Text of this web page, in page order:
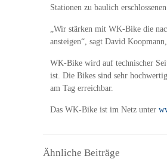
Stationen zu baulich
„Wir stärken mit WK-Bike die
ansteigen“, sagt David
WK-Bike wird auf technischer
ist. Die Bikes sind sehr
am Tag erreichbar.
Das WK-Bike ist im Netz unter
Ähnliche Beiträge